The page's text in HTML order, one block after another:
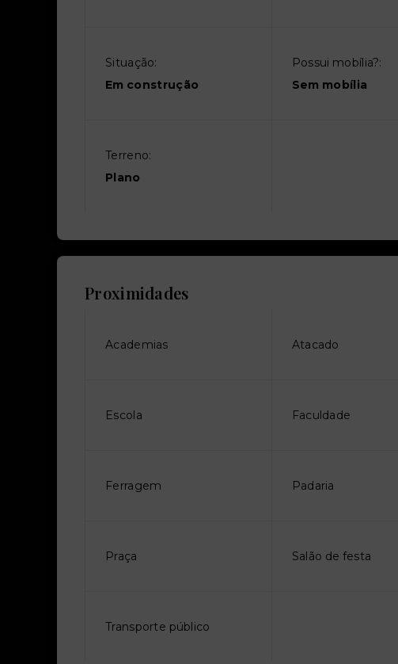
Situação:
Em construção
Possui mobília?:
Sem mobília
Terreno:
Plano
Proximidades
Academias Atacado
Escola Faculdade
Ferragem Padaria
Praça Salão de festa
Transporte público